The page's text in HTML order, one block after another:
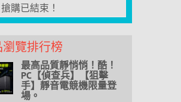
購已結束！
瀏覽排行榜
最高品質靜悄悄！酷！
PC【偵查兵】【狙擊
手】靜音電競機限量登
場。